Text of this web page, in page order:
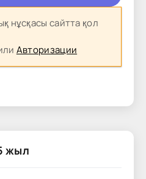
нұсқасы сайтта қол
Авторизации
жыл